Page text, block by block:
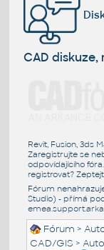
CAD diskuze,
Revit, Fusion, 3ds
Zaregistrujte se
odpovídajícího
registrovat?
Fórum
Studio) - přímá
Fórum >
CAD/GIS >